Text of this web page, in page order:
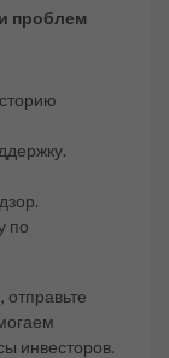
проблем
по
инвесторов.